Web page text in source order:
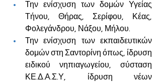
Την ενίσχυση των δομών Υγείας
Τήνου, Θήρας, Σερίφου, Κέας,
Φολεγάνδρου, Νάξου, Μήλου.
Την ενίσχυση των εκπαιδευτικών
δομών στη Σαντορίνη όπως, ίδρυση
ειδικού νηπιαγωγείου, σύσταση
ΚΕ.Δ.Α.Σ.Υ, ίδρυση νέων